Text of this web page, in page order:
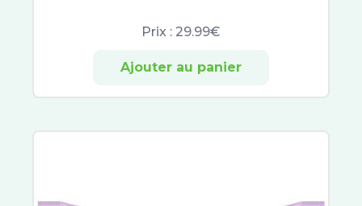
Effaclar
Lactibiane
Prix : 29.99€
Ajouter au panier